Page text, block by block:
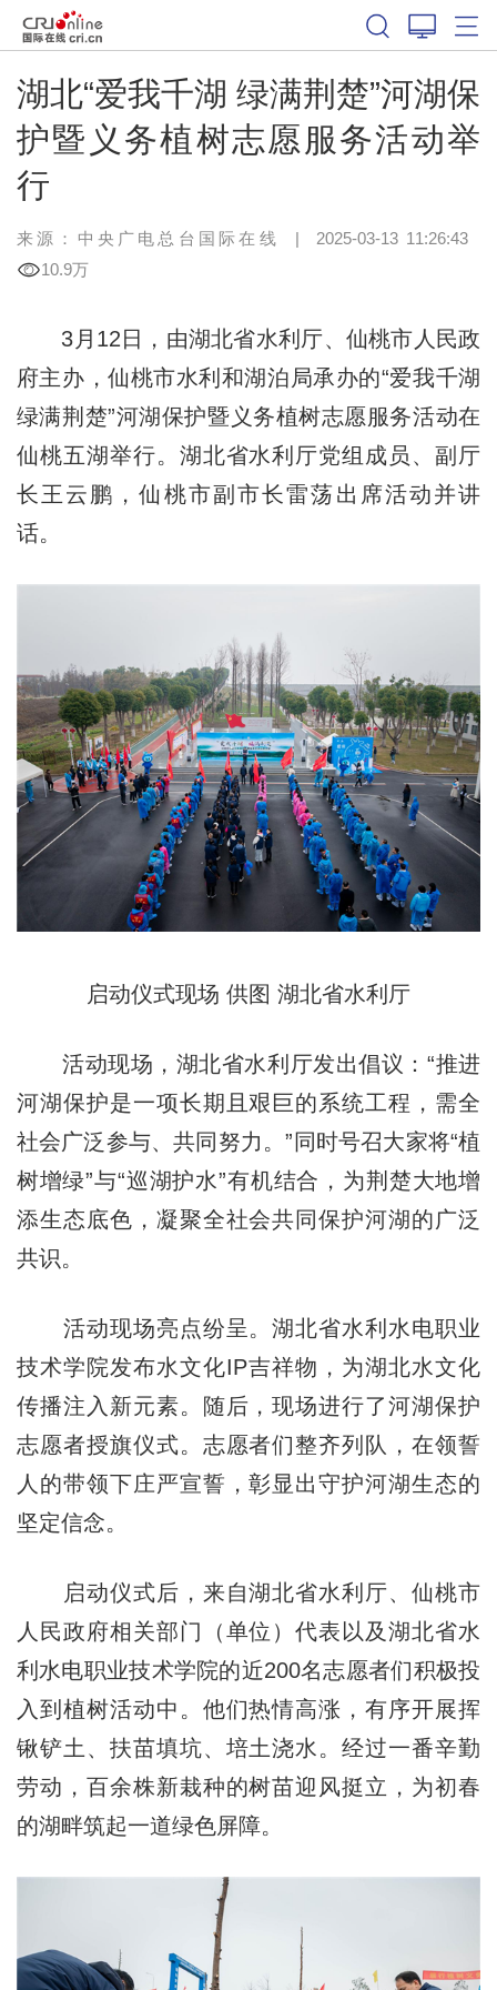
湖北“爱我千湖 绿满荆楚”河湖保
护暨义务植树志愿服务活动举
行
来源：中央广电总台国际在线 | 2025-03-13 11:26:43
10.9万
3月12日，由湖北省水利厅、仙桃市人民政
府主办，仙桃市水利和湖泊局承办的“爱我千湖
绿满荆楚”河湖保护暨义务植树志愿服务活动在
仙桃五湖举行。湖北省水利厅党组成员、副厅
长王云鹏，仙桃市副市长雷荡出席活动并讲
话。
启动仪式现场 供图 湖北省水利厅
活动现场，湖北省水利厅发出倡议：“推进
河湖保护是一项长期且艰巨的系统工程，需全
社会广泛参与、共同努力。”同时号召大家将“植
树增绿”与“巡湖护水”有机结合，为荆楚大地增
添生态底色，凝聚全社会共同保护河湖的广泛
共识。
活动现场亮点纷呈。湖北省水利水电职业
技术学院发布水文化IP吉祥物，为湖北水文化
传播注入新元素。随后，现场进行了河湖保护
志愿者授旗仪式。志愿者们整齐列队，在领誓
人的带领下庄严宣誓，彰显出守护河湖生态的
坚定信念。
启动仪式后，来自湖北省水利厅、仙桃市
人民政府相关部门（单位）代表以及湖北省水
利水电职业技术学院的近200名志愿者们积极投
入到植树活动中。他们热情高涨，有序开展挥
锹铲土、扶苗填坑、培土浇水。经过一番辛勤
劳动，百余株新栽种的树苗迎风挺立，为初春
的湖畔筑起一道绿色屏障。